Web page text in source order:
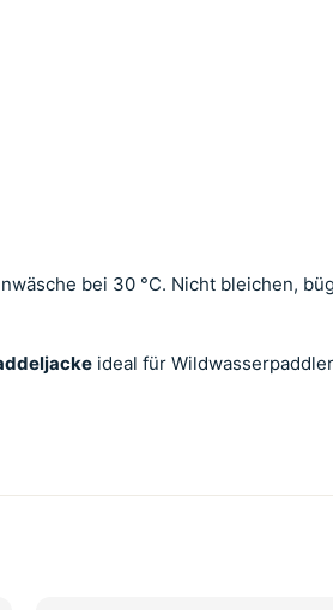
bei 30 °C. Nicht bleichen,
ideal für